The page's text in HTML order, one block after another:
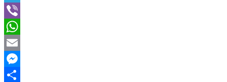
Telegram
Viber
WhatsApp
Email
Messenger